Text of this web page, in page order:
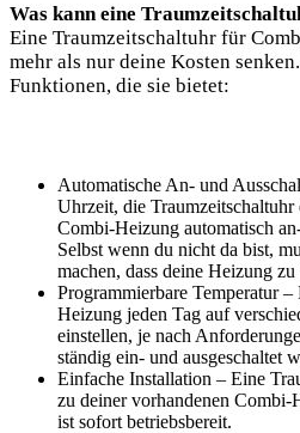
Was kann eine
Eine Traumzeitschaltuhr für
mehr als nur deine Kosten
Funktionen, die sie bietet:
Automatische An- und
Uhrzeit, die
Combi-Heizung automatisch
Selbst wenn du nicht da bist,
machen, dass deine Heizung
Programmierbare Temperatur
Heizung jeden Tag auf
einstellen, je nach
ständig ein- und ausgeschaltet
Einfache Installation – Eine
zu deiner vorhandenen
ist sofort betriebsbereit.